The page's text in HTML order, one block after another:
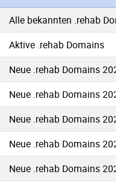
Alle bekannten .rehab
Aktive .rehab Domains
Neue .rehab Domains
Neue .rehab Domains
Neue .rehab Domains
Neue .rehab Domains
Neue .rehab Domains